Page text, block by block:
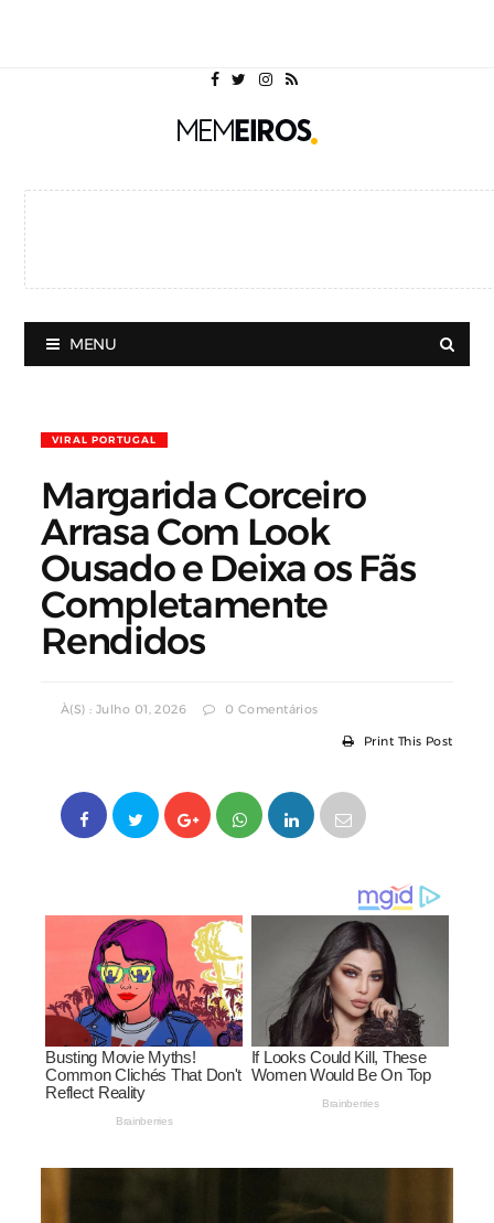
MENU
VIRAL PORTUGAL
Margarida Corceiro
Arrasa Com Look
Ousado e Deixa os Fãs
Completamente
Rendidos
À(s) : Julho 01, 2026 0 Comentários
Print This Post